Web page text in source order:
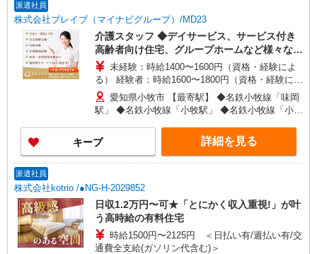
派遣社員
株式会社ブレイブ（マイナビグループ）/MD23
介護スタッフ ◆デイサービス、サービス付き
高齢者向け住宅、グループホームなど様々な勤
務先から選べます。
未経験：時給1400〜1600円（資格・経験によ
る） 経験者：時給1600〜1800円（資格・経験によ
る） ◎月収例 時給1800円×1日8時間×22日（週5
日）＝31万6800円 ◆昇給あり ◆支払い方法 ※日
払い/週払い/月払い対応も可能です。詳しくは面談
時にご相談ください。 ◆交通費：別途全額支給 ※
当社規定あり
愛知県小牧市 【最寄駅】 ◆名鉄小牧線「味岡
駅」 ◆名鉄小牧線「小牧駅」 ◆名鉄小牧線「小牧
キープ 詳細を見る
派遣社員
株式会社kotrio /●NG-H-2029852
日収1.2万円〜可★「とにかく収入重視!」が叶
う高時給の有料住宅
時給1500円〜2125円 ＜日払い有/週払い有/交
通費全支給(ガソリン代含む)＞